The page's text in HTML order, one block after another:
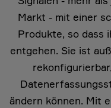
Markt - mit einer
Produkte, so dass
entgehen. Sie ist
ändern können. Mit